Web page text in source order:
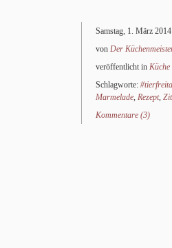
Samstag, 1. März 2014
von Der
veröffentlicht in Küche
Schlagworte:
Marmelade, Rezept,
Kommentare (3)